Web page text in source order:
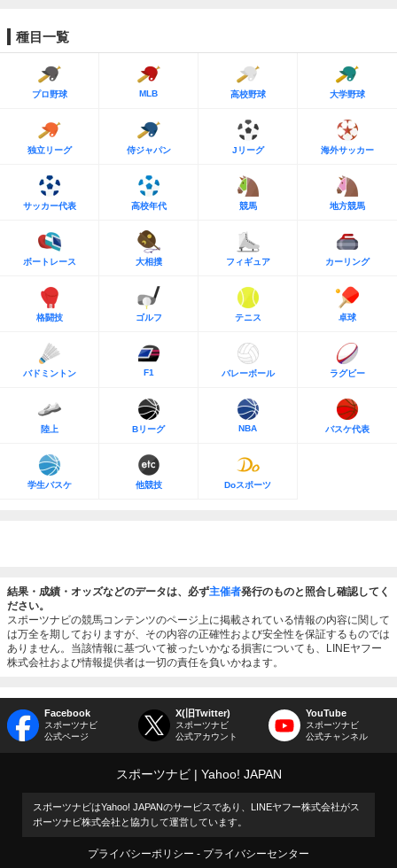
種目一覧
プロ野球 MLB 高校野球 大学野球
独立リーグ 侍ジャパン Jリーグ 海外サッカー
サッカー代表 高校年代 競馬 地方競馬
ボートレース 大相撲 フィギュア カーリング
格闘技 ゴルフ テニス 卓球
バドミントン F1 バレーボール ラグビー
陸上 Bリーグ NBA バスケ代表
学生バスケ 他競技 Doスポーツ
結果・成績・オッズなどのデータは、必ず主催者発行のものと照合し確認してく
ださい。
スポーツナビの競馬コンテンツのページ上に掲載されている情報の内容に関して
は万全を期しておりますが、その内容の正確性および安全性を保証するものでは
ありません。当該情報に基づいて被ったいかなる損害についても、LINEヤフー
株式会社および情報提供者は一切の責任を負いかねます。
Facebook
スポーツナビ
公式ページ
X(旧Twitter)
スポーツナビ
公式アカウント
YouTube
スポーツナビ
公式チャンネル
スポーツナビ Yahoo! JAPAN
スポーツナビはYahoo! JAPANのサービスであり、LINEヤフー株式会社がス
ポーツナビ株式会社と協力して運営しています。
プライバシーポリシー プライバシーセンター